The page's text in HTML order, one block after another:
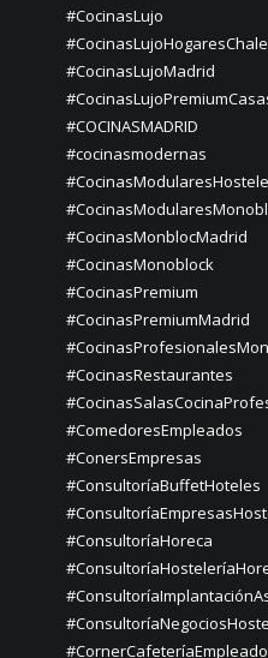
#CocinasLujo
#CocinasLujoMadrid
#COCINASMADRID
#cocinasmodernas
#CocinasMonblocMadrid
#CocinasMonoblock
#CocinasPremium
#CocinasPremiumMadrid
#CocinasRestaurantes
#ComedoresEmpleados
#ConersEmpresas
#ConsultoríaBuffetHoteles
#ConsultoríaHoreca